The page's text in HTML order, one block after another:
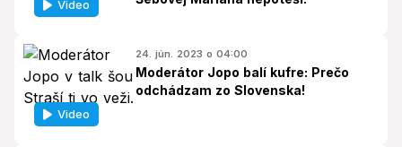
Video
Video
24. jún. 2023 o 04:00
Moderátor Jopo balí kufre: Prečo
odchádzam zo Slovenska!